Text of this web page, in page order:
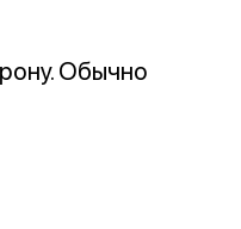
Обычно